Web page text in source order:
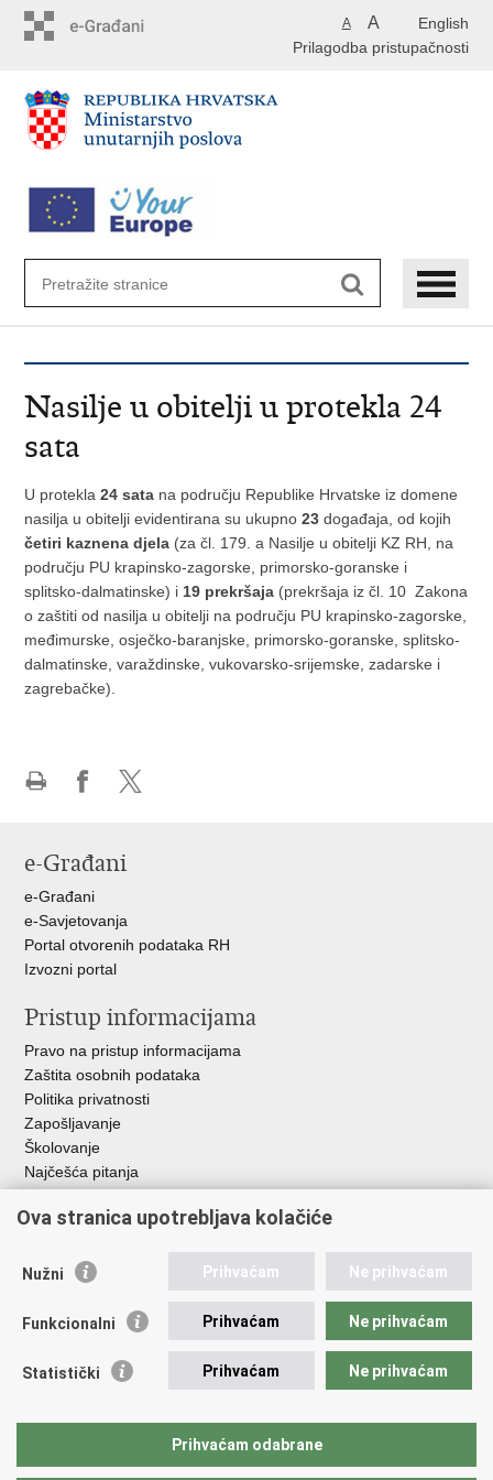
English
A A
Prilagodba pristupačnosti
Nasilje u obitelji u protekla 24
sata
U protekla24 sata na području Republike Hrvatske iz domene
nasilja u obitelji evidentirana su ukupno23događaja, od kojih
četiri kaznena djela (za čl. 179. a Nasilje u obitelji KZ RH, na
području PU krapinsko-zagorske, primorsko-goranske i
splitsko-dalmatinske) i 19 prekršaja (prekršaja iz čl. 10 Zakona
o zaštiti od nasilja u obitelji na području PU krapinsko-zagorske,
međimurske, osječko-baranjske, primorsko-goranske, splitsko-
dalmatinske, varaždinske, vukovarsko-srijemske, zadarske i
zagrebačke).
Facebooku
X-
e-Građani
e-Građani
e-Savjetovanja
Portal otvorenih podataka RH
Izvozni portal
Pristup informacijama
Pravo na pristup informacijama
Zaštita osobnih podataka
Politika privatnosti
Zapošljavanje
Školovanje
Najčešća pitanja
Važne poveznice
EMN Nacionalna kontaktna točka za Republiku Hrvatsku
Policijska akademija
Zaklada policijske solidarnosti
Udruge
Ova stranica upotrebljava kolačiće
Nužni Prihvaćam Ne prihvaćam
Funkcionalni Prihvaćam Ne prihvaćam
Statistički Prihvaćam Ne prihvaćam
Prihvaćam odabrane